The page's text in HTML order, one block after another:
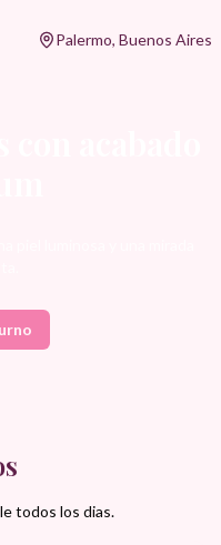
Palermo, Buenos Aires
todos los dias.